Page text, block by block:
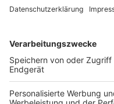
Wir
Daten
sammeln.